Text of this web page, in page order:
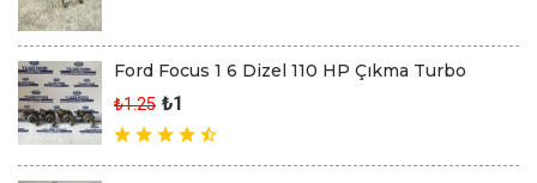
Ford Focus 1 6 Dizel 110 HP Çıkma Turbo
₺1.25 ₺1